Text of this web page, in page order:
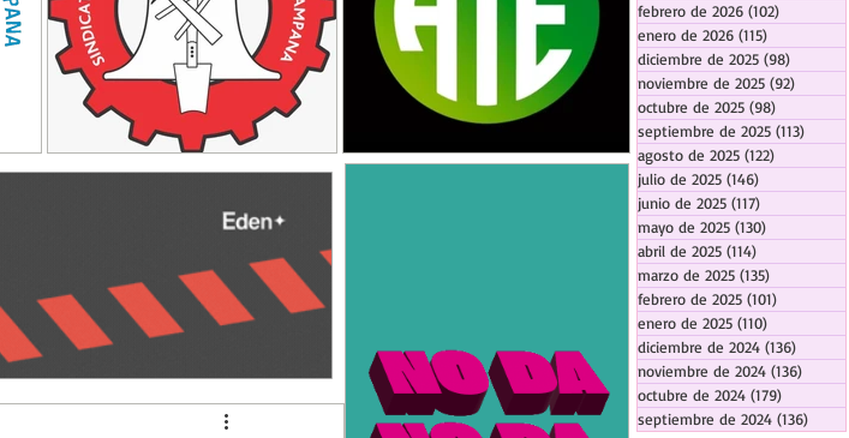
febrero de 2026 (102)
enero de 2026 (115)
diciembre de 2025 (98)
noviembre de 2025 (92)
octubre de 2025 (98)
septiembre de 2025 (113)
agosto de 2025 (122)
julio de 2025 (146)
junio de 2025 (117)
mayo de 2025 (130)
abril de 2025 (114)
marzo de 2025 (135)
febrero de 2025 (101)
enero de 2025 (110)
diciembre de 2024 (136)
noviembre de 2024 (136)
octubre de 2024 (179)
septiembre de 2024 (136)